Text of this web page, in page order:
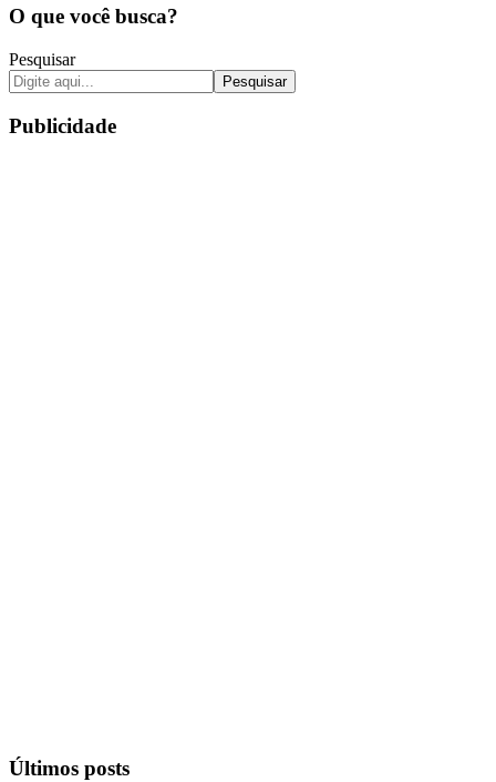
O que você busca?
Pesquisar
Pesquisar
Publicidade
Últimos posts